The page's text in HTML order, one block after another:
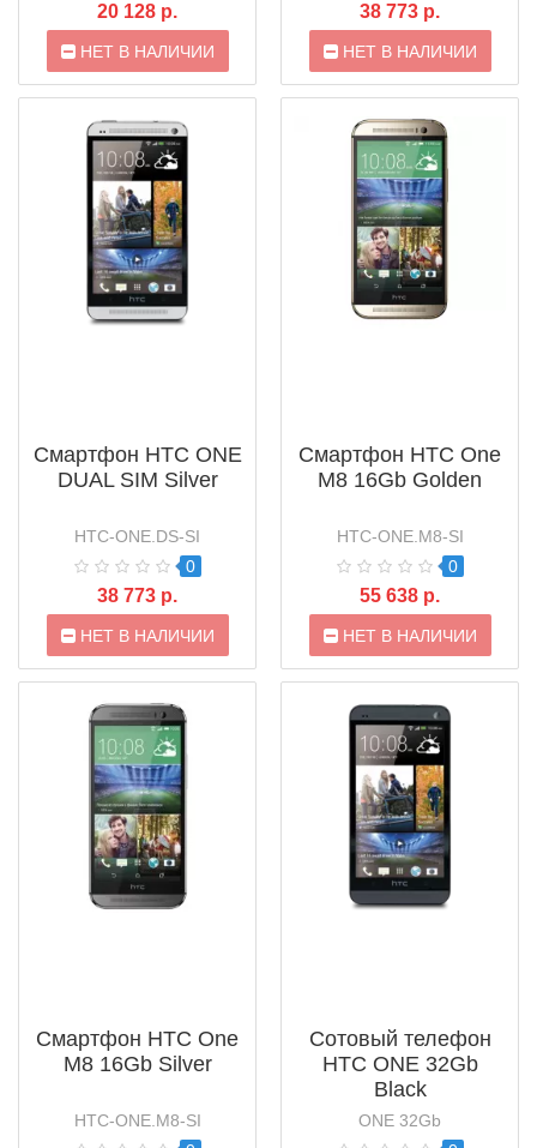
20 128 р.
НЕТ В НАЛИЧИИ
38 773 р.
НЕТ В НАЛИЧИИ
Смартфон HTC ONE
DUAL SIM Silver
HTC-ONE.DS-SI
0
38 773 р.
НЕТ В НАЛИЧИИ
Смартфон HTC One
M8 16Gb Golden
HTC-ONE.M8-SI
0
55 638 р.
НЕТ В НАЛИЧИИ
Смартфон HTC One
M8 16Gb Silver
HTC-ONE.M8-SI
Сотовый телефон
HTC ONE 32Gb
Black
ONE 32Gb